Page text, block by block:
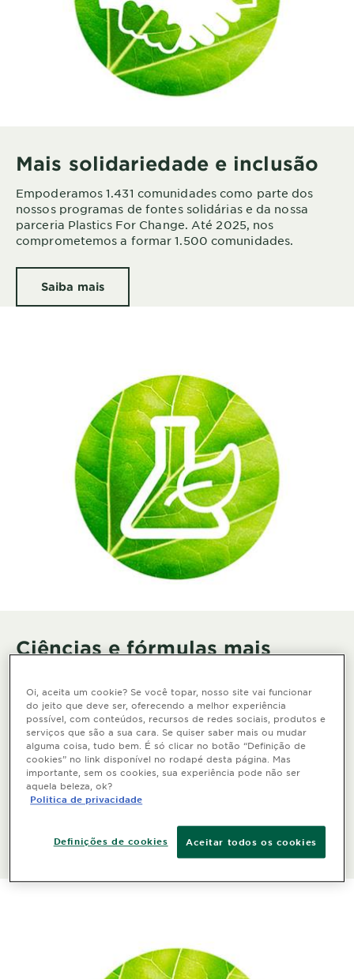
Mais solidariedade e inclusão
Empoderamos 1.431 comunidades como parte dos
nossos programas de fontes solidárias e da nossa
parceria Plastics For Change. Até 2025, nos
comprometemos a formar 1.500 comunidades.
Saiba mais
Ciências e fórmulas mais
Em 2022, 63% dos nossos ingredientes foram de base
biológica, derivados de minerais abundantes ou de
processos circulares, e as nossas fórmulas atingiram
82% de biodegradabilidade*.
Até 2030, 95% dos ingredientes serão de base
biológica, derivados de minerais abundantes ou de
Oi, aceita um cookie? Se você topar, nosso site vai funcionar
do jeito que deve ser, oferecendo a melhor experiência
possível, com conteúdos, recursos de redes sociais, produtos e
serviços que são a sua cara. Se quiser saber mais ou mudar
alguma coisa, tudo bem. É só clicar no botão “Definição de
cookies” no link disponível no rodapé desta página. Mas
importante, sem os cookies, sua experiência pode não ser
aquela beleza, ok?
Politica de privacidade
Definições de cookies Aceitar todos os cookies